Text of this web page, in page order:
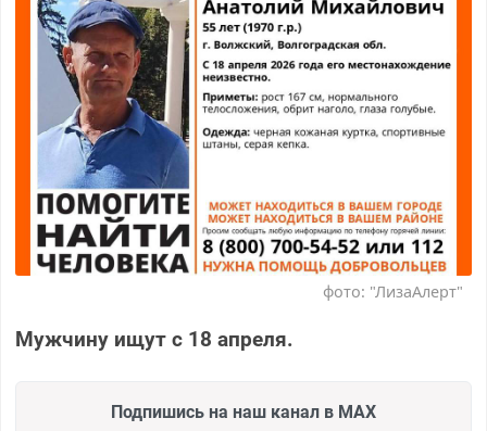
фото: "ЛизаАлерт"
Мужчину ищут с 18 апреля.
Подпишись на наш канал в MAX